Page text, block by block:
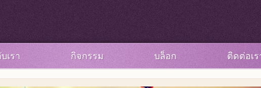
เรา กิจกรรม บล็อก ติดต่อเร